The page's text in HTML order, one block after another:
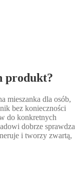
produkt?
mieszanka dla osób,
bez konieczności
do konkretnych
dobrze sprawdza
i tworzy zwartą,